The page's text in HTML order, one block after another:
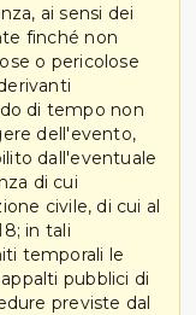
ai sensi dei
finché non
o pericolose
di tempo non
dell'evento,
dall'eventuale
di cui
civile, di cui al
in tali
temporali le
pubblici di
previste dal